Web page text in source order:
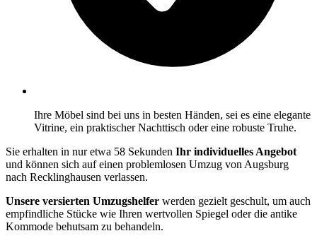
Ihre Möbel sind bei uns in besten Händen, sei es eine elegante
Vitrine, ein praktischer Nachttisch oder eine robuste Truhe.
Sie erhalten in nur etwa 58 Sekunden Ihr individuelles Angebot
und können sich auf einen problemlosen Umzug von Augsburg
nach Recklinghausen verlassen.
Unsere versierten Umzugshelfer werden gezielt geschult, um auch
empfindliche Stücke wie Ihren wertvollen Spiegel oder die antike
Kommode behutsam zu behandeln.